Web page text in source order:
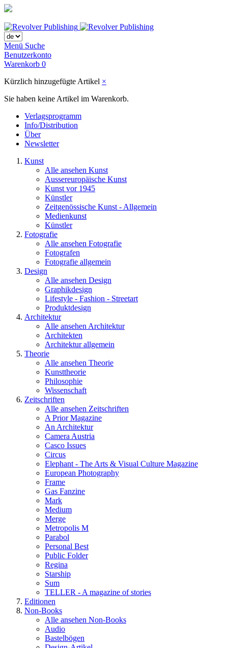
Menü Suche
Benutzerkonto
Warenkorb 0
Kürzlich hinzugefügte Artikel ×
Sie haben keine Artikel im Warenkorb.
Verlagsprogramm
Info/Distribution
Über
Newsletter
Kunst
Alle ansehen Kunst
Aussereuropäische Kunst
Kunst vor 1945
Künstler
Zeitgenössische Kunst - Allgemein
Medienkunst
Künstler
Fotografie
Alle ansehen Fotografie
Fotografen
Fotografie allgemein
Design
Alle ansehen Design
Graphikdesign
Lifestyle - Fashion - Streetart
Produktdesign
Architektur
Alle ansehen Architektur
Architekten
Architektur allgemein
Theorie
Alle ansehen Theorie
Kunsttheorie
Philosophie
Wissenschaft
Zeitschriften
Alle ansehen Zeitschriften
A Prior Magazine
An Architektur
Camera Austria
Casco Issues
Circus
Elephant - The Arts & Visual Culture Magazine
European Photography
Frame
Gas Fanzine
Mark
Medium
Merge
Metropolis M
Parabol
Personal Best
Public Folder
Regina
Starship
Sum
TELLER - A magazine of stories
Editionen
Non-Books
Alle ansehen Non-Books
Audio
Bastelbögen